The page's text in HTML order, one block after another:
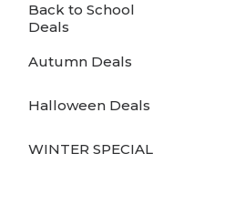
Back to School
Deals
Autumn Deals
Halloween Deals
WINTER SPECIAL